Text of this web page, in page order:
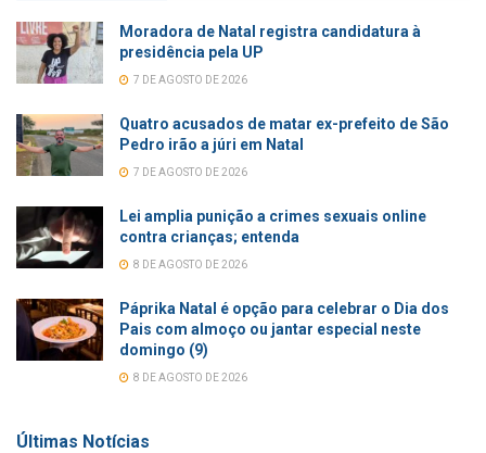
Moradora de Natal registra candidatura à
presidência pela UP
7 DE AGOSTO DE 2026
Quatro acusados de matar ex-prefeito de São
Pedro irão a júri em Natal
7 DE AGOSTO DE 2026
Lei amplia punição a crimes sexuais online
contra crianças; entenda
8 DE AGOSTO DE 2026
Páprika Natal é opção para celebrar o Dia dos
Pais com almoço ou jantar especial neste
domingo (9)
8 DE AGOSTO DE 2026
Últimas Notícias